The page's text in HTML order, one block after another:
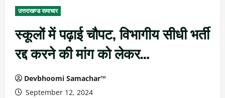
उत्तराखण्ड समाचार
स्कूलों में पढ़ाई चौपट, विभागीय सीधी भर्ती
रद्द करने की मांग को लेकर…
Devbhoomi Samachar™
September 12, 2024